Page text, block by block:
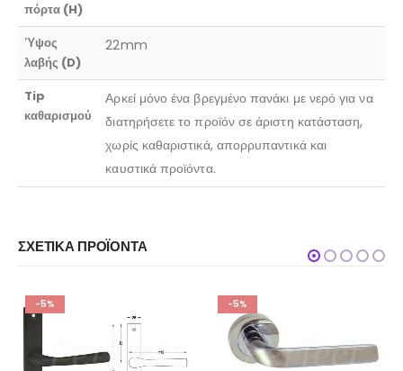
πόρτα (H)
Ύψος
λαβής (D)
22mm
Tip
καθαρισμού
Αρκεί μόνο ένα βρεγμένο πανάκι με νερό για να
διατηρήσετε το προϊόν σε άριστη κατάσταση,
χωρίς καθαριστικά, απορρυπαντικά και
καυστικά προϊόντα.
ΣΧΕΤΙΚΆ ΠΡΟΪΌΝΤΑ
-5% -5%